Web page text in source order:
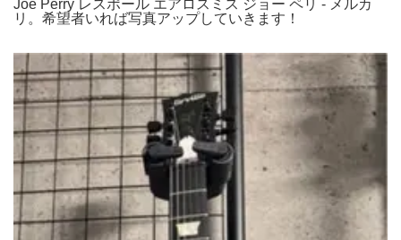
Joe Perry レスポール エアロスミス ジョー ペリ - メルカ
リ。希望者いれば写真アップしていきます！